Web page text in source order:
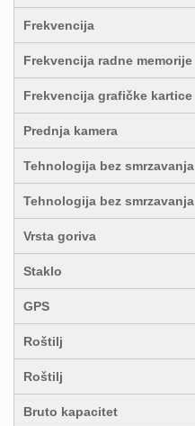
Frekvencija
Frekvencija radne memorije
Frekvencija grafičke kartice
Prednja kamera
Tehnologija bez smrzavanja
Tehnologija bez smrzavanja
Vrsta goriva
Staklo
GPS
Roštilj
Roštilj
Bruto kapacitet